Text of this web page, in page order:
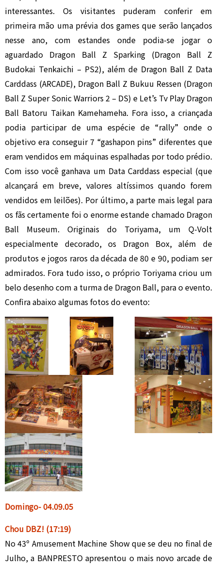
interessantes. Os visitantes puderam conferir em
primeira mão uma prévia dos games que serão lançados
nesse ano, com estandes onde podia-se jogar o
aguardado Dragon Ball Z Sparking (Dragon Ball Z
Budokai Tenkaichi – PS2), além de Dragon Ball Z Data
Carddass (ARCADE), Dragon Ball Z Bukuu Ressen (Dragon
Ball Z Super Sonic Warriors 2 – DS) e Let’s Tv Play Dragon
Ball Batoru Taikan Kamehameha. Fora isso, a criançada
podia participar de uma espécie de “rally” onde o
objetivo era conseguir 7 “gashapon pins” diferentes que
eram vendidos em máquinas espalhadas por todo prédio.
Com isso você ganhava um Data Carddass especial (que
alcançará em breve, valores altíssimos quando forem
vendidos em leilões). Por último, a parte mais legal para
os fãs certamente foi o enorme estande chamado Dragon
Ball Museum. Originais do Toriyama, um Q-Volt
especialmente decorado, os Dragon Box, além de
produtos e jogos raros da década de 80 e 90, podiam ser
admirados. Fora tudo isso, o próprio Toriyama criou um
belo desenho com a turma de Dragon Ball, para o evento.
Confira abaixo algumas fotos do evento:
Domingo- 04.09.05
Chou DBZ! (17:19)
No 43º Amusement Machine Show que se deu no final de
Julho, a BANPRESTO apresentou o mais novo arcade de